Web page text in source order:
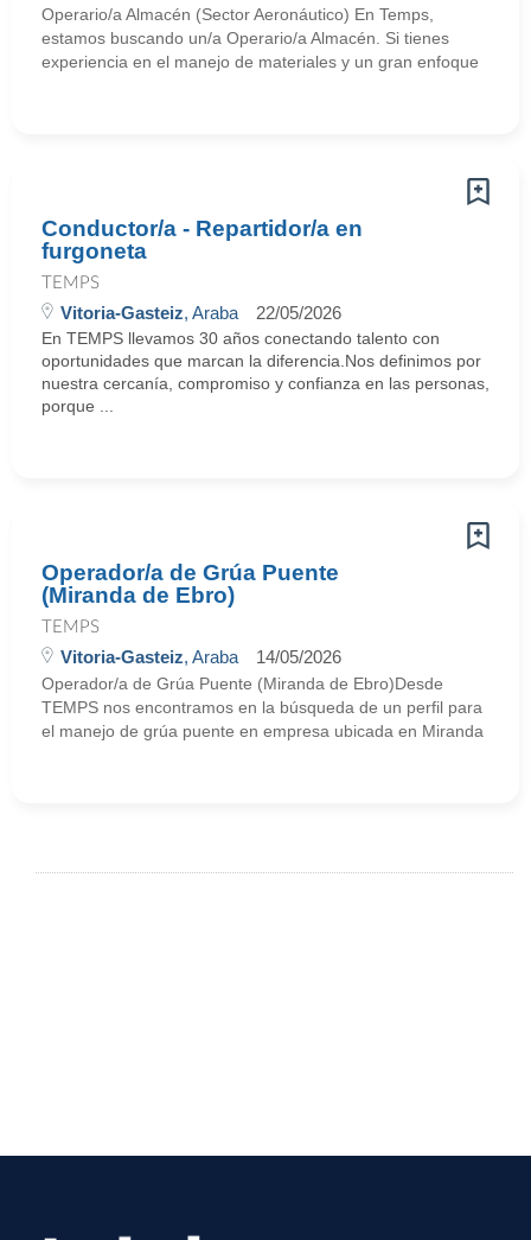
Operario/a Almacén (Sector Aeronáutico) En Temps,
estamos buscando un/a Operario/a Almacén. Si tienes
experiencia en el manejo de materiales y un gran enfoque
Conductor/a - Repartidor/a en
furgoneta
TEMPS
Vitoria-Gasteiz, Araba 22/05/2026
En TEMPS llevamos 30 años conectando talento con
oportunidades que marcan la diferencia.Nos definimos por
nuestra cercanía, compromiso y confianza en las personas,
porque ...
Operador/a de Grúa Puente
(Miranda de Ebro)
TEMPS
Vitoria-Gasteiz, Araba 14/05/2026
Operador/a de Grúa Puente (Miranda de Ebro)Desde
TEMPS nos encontramos en la búsqueda de un perfil para
el manejo de grúa puente en empresa ubicada en Miranda